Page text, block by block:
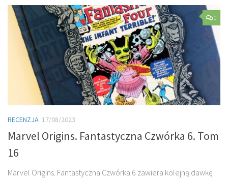
0
RECENZJA 17/08/2023
Marvel Origins. Fantastyczna Czwórka 6. Tom
16
Marvel Origins. Fantastyczna Czwórka 6 zawiera kolejną dawkę